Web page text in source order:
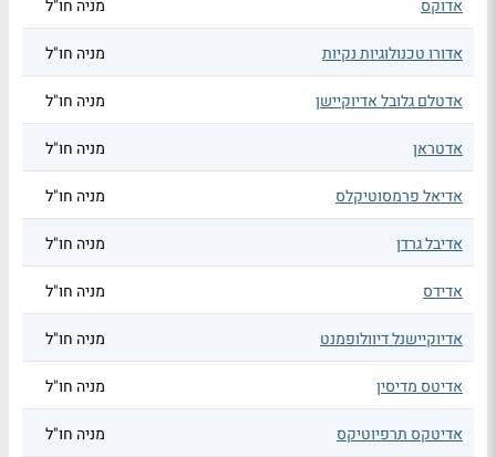
אדוקס מניה חו"ל
אדורו טכנולוגיות נקיות מניה חו"ל
אדטלם גלובל אדיוקיישן מניה חו"ל
אדטראן מניה חו"ל
אדיאל פרמסוטיקלס מניה חו"ל
אדיבל גרדן מניה חו"ל
אדידס מניה חו"ל
אדיוקיישנל דיוולופמנט מניה חו"ל
אדיטס מדיסין מניה חו"ל
אדיטקס תרפיוטיקס מניה חו"ל